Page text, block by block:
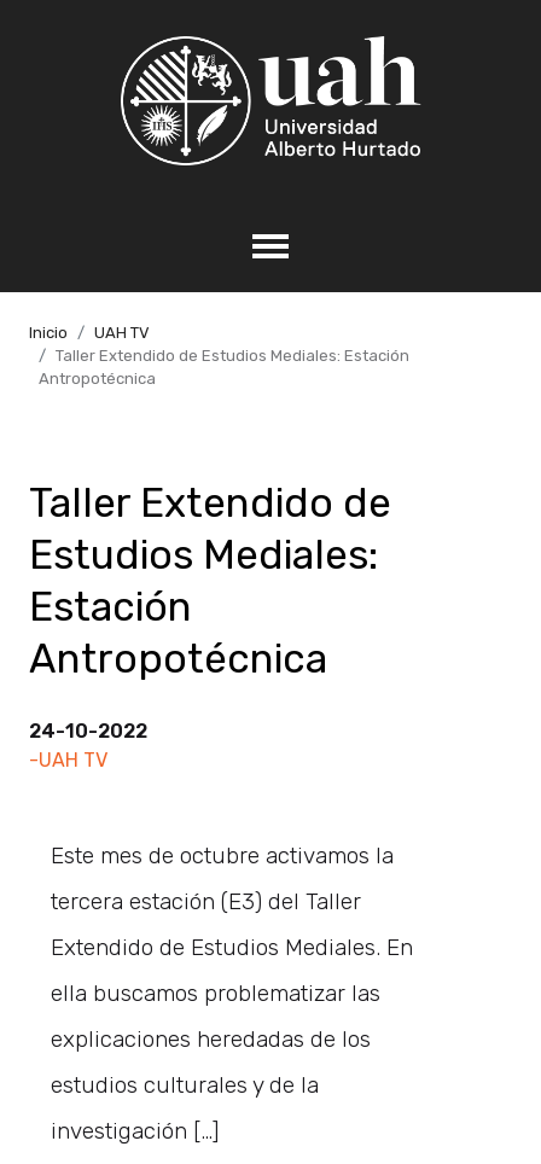
Inicio
UAH TV
Taller Extendido de Estudios Mediales: Estación
Antropotécnica
Taller Extendido de
Estudios Mediales:
Estación
Antropotécnica
24-10-2022
-UAH TV
Este mes de octubre activamos la
tercera estación (E3) del Taller
Extendido de Estudios Mediales. En
ella buscamos problematizar las
explicaciones heredadas de los
estudios culturales y de la
investigación […]